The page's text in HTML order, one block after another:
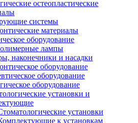
остеопластические
системы
материалы
оборудование
лампы
наконечники и насадки
оборудование
оборудование
оборудование
установки и
установки
к установкам